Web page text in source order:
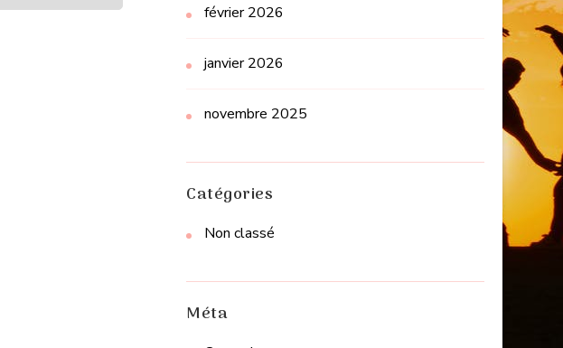
février 2026
janvier 2026
novembre 2025
Catégories
Non classé
Méta